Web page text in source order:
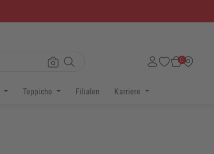
0
Teppiche Filialen Karriere